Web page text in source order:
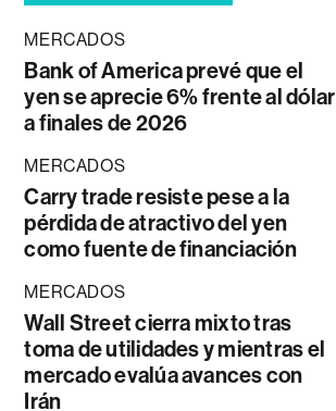
MERCADOS
Bank of America prevé que el
yen se aprecie 6% frente al dólar
a finales de 2026
MERCADOS
Carry trade resiste pese a la
pérdida de atractivo del yen
como fuente de financiación
MERCADOS
Wall Street cierra mixto tras
toma de utilidades y mientras el
mercado evalúa avances con
Irán